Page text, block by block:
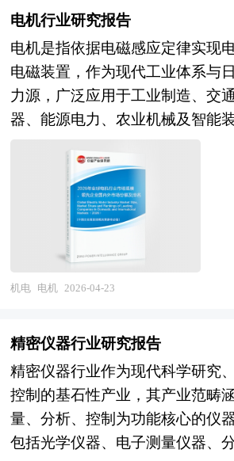
究单位等公布和提供的大量资料
的行业现状、市场各类经营指标
状况、区域市场发展情况等内容
深入的分析，着重对电子设备业
深入的分析，并根据电子设备行
环境对电子设备行业潜在的风险
析。 《2026年版电子设备产业规
告》由中研产业规划院领衔制作
上千个重大项目积累了宝贵经验
保驾护航。中研产业规划院率先
程一体化”综合解决方案，提供从
定位策划、概念规划、空间规划
设计、建筑设计、景观设计、IP
普华通过对电子设备行业长期跟
设备行业需求、供给、经营特性
链和价值链等多方面的内容，整
业、用户等多层面数据和信息资
度的电子设备行业研究报告，以
过优化经济发展的软环境和硬环
惠政策，吸引和鼓励大量企业进
成产业集群和发挥产业集群效应
使包括成本优势、市场优势、创
等方面内容在内的产业集群效应
了企业在地理上的集中外，还必
例如，形成产业配套，产业之间
技术联系；企业间信息交流渠道
途径众多，企业间形成良好的信
成有利于技术创新和制度创新的
业空气”浓厚；形成被广泛认可的
从而构建区域文化。而产业园区
理，在企业引进上就考虑到产业
系等。目前，大多产业园区是指
现产业发展目标而创立的特殊区
区的一般特征是大量企业在一定
是，企业在地理位置上的集中和
常见类型包括电主轴、气动主轴
供稳定动力；高精度进给系统需
准定位，配合高速作业的同时保
数控控制系统需具备高速运算能
力，能够适配特定作业的工艺逻
优化结构设计，抑制高速作业过
热变形，保障设备长期运行的稳
性。 其工作原理基于高速作业与
融合，通过数控系统输入定制化
核心部件协同运行，采用高转速
适配特定作业的工艺参数，实现
格率，同时降低了能耗与运维成
技术核心在于高速性能与专用适
需兼顾高速运行下的精度控制、
适配性，其研发与制造涉及机械
材料科学、自动化控制等多个领
法，下游则深度嵌入国民经济各
当前全球分析仪器市场正处于技
场景深化的双重驱动期。从需求
医药产业的持续扩张、各国环境
半导体先进制程对材料纯度控制
食品供应链安全意识的提升，共
市场稳健增长的底层逻辑。从技
谱技术的灵敏度与通量持续提升
技术的普及、拉曼光谱与近红外
用，以及人工智能辅助的数据解
能力，正在重塑行业的技术范式
同时，行业集中度维持在较高水
占据主导地位，但本土企业在特
突破与成本优势正逐步显现，全
出"高端垄断、中低端分化"的显著
球分析仪器行业将呈现多维度的
智能化与自动化浪潮势不可挡，
电机行业研究报告
电机是指依据电磁感应定律实现
电磁装置，作为现代工业体系与
力源，广泛应用于工业制造、交
器、能源电力、农业机械及智能
机、伺服电机、步进电机及特种
品，其技术水平与产业规模直接
能力与装备制造业竞争力。随着
型、智能制造深入推进及电气化
机正从传统的能量转换设备向高
制、绿色低碳的机电一体化系统
产业。 当前，全球电机行业正处
球工业自动化升级、新能源汽车
能效标准提升及风电光伏等新能
效电机与特种电机创造结构性增
超高效能效标准在全球主要经济
机电 电机 2026-04-23
精密仪器行业研究报告
精密仪器行业作为现代科学研究
控制的基石性产业，其产业范畴
量、分析、控制为功能核心的仪
包括光学仪器、电子测量仪器、